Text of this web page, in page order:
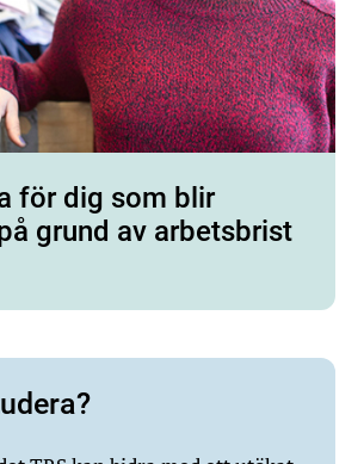
för dig som blir
grund av arbetsbrist